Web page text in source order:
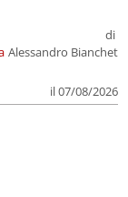
di
Alessandro Bianchet
il 07/08/2026